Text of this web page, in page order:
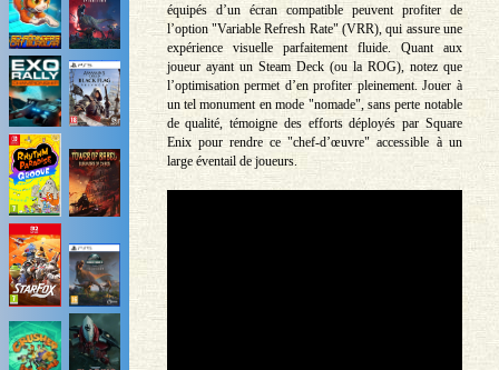
équipés d’un écran compatible peuvent profiter de
l’option "Variable Refresh Rate" (VRR), qui assure une
expérience visuelle parfaitement fluide. Quant aux
joueur ayant un Steam Deck (ou la ROG), notez que
l’optimisation permet d’en profiter pleinement. Jouer à
un tel monument en mode "nomade", sans perte notable
de qualité, témoigne des efforts déployés par Square
Enix pour rendre ce "chef-d’œuvre" accessible à un
large éventail de joueurs.